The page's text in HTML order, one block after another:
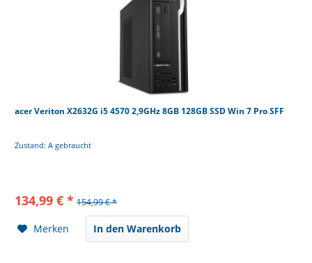
acer Veriton X2632G i5 4570 2,9GHz 8GB 128GB SSD Win 7 Pro SFF
Zustand: A gebraucht
134,99 € * 154,99 € *
Merken In den Warenkorb